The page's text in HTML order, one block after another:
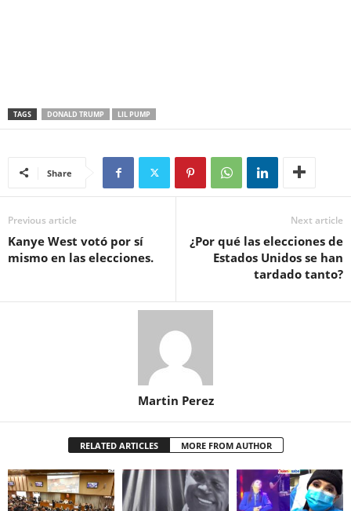
TAGS DONALD TRUMP LIL PUMP
Share
Previous article
Kanye West votó por sí
mismo en las elecciones.
Next article
¿Por qué las elecciones de
Estados Unidos se han
tardado tanto?
Martin Perez
RELATED ARTICLES MORE FROM AUTHOR